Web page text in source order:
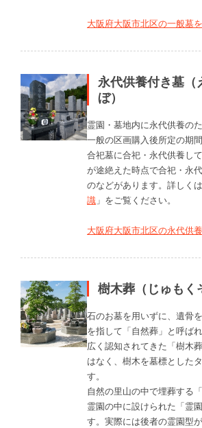
大阪府大阪市北区の一般墓
永代供養付き墓（
ぼ）
霊園・墓地内に永代供養の
一般の区画購入後所定の期
合祀墓に合祀・永代供養し
が途絶えた時点で合祀・永
のなどがあります。詳しく
識 」をご覧ください。
大阪府大阪市北区の永代供
樹木葬（じゅもく
石のお墓を用いずに、遺骨
を指して「自然葬」と呼ば
広く認知されてきた「樹木
はなく、樹木を墓標とした
す。
自然の里山の中で埋葬する
霊園の中に設けられた「霊
す。実際には後者の霊園型